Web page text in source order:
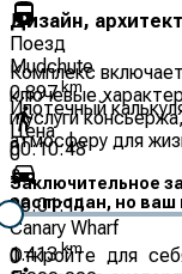
Дизайн,
Комплекс
ключевые
и услуги
атмосферу для
Заключительное
распродан, но ваш
Откройте для
Поезд
Mudchute
0.897 km
00:10:48
00:01:11
Canary Wharf
1.413km
Ипотечный
Цена
0
£
0